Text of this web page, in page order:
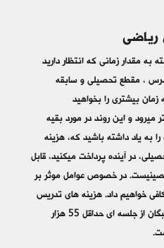
مقدار زمانی که انتظار دارید
، مقطع تحصیلی و سابقه
بیشتری را بخواهید
و این روند در مورد بقیه
به یاد داشته باشید که، هزینه
در آینده پرداخت میکنید، قابل
در خصوص عوامل موثر بر
خواهیم داد. هزینه های تدریس
خصوصی ریاضیات درمجتمع فنی نخبگان از جلسه ای حداقل 55 هزار